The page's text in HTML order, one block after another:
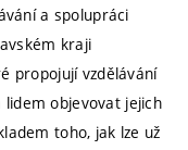
a spolupráci
kraji
propojují vzdělávání
objevovat jejich
toho, jak lze už